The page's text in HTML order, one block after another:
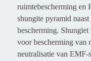
ruimtebescherming en
shungite pyramid
bescherming.
voor bescherming van
neutralisatie van EMF-